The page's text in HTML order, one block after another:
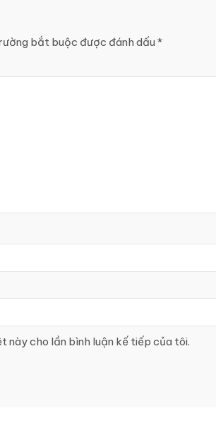
bắt buộc được đánh dấu *
này cho lần bình luận kế tiếp của tôi.